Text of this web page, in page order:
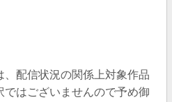
配信状況の関係上対象作品
はございませんので予め御